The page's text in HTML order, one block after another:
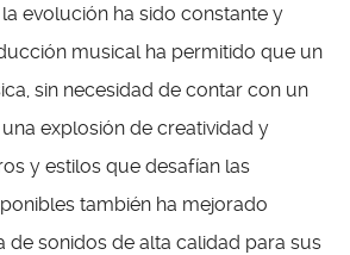
evolución ha sido constante y
musical ha permitido que un
sin necesidad de contar con un
explosión de creatividad y
y estilos que desafían las
también ha mejorado
sonidos de alta calidad para sus